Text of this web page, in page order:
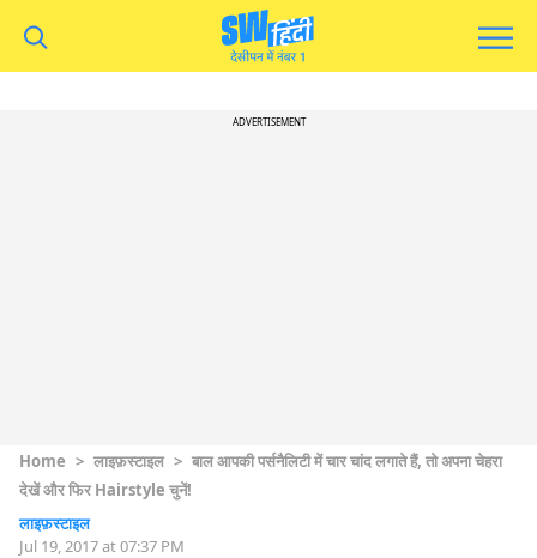
ADVERTISEMENT
Home > लाइफ़स्टाइल > बाल आपकी पर्सनैलिटी में चार चांद लगाते हैं, तो अपना चेहरा
देखें और फिर Hairstyle चुनें!
लाइफ़स्टाइल
Jul 19, 2017 at 07:37 PM